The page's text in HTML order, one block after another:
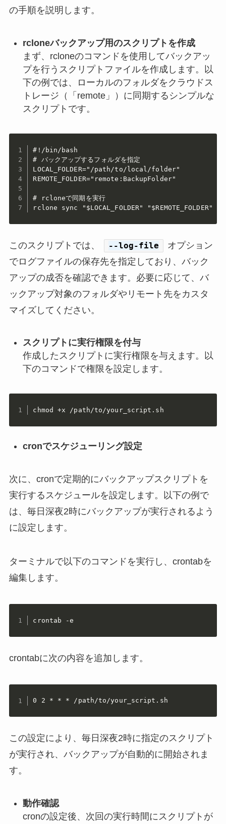
の手順を説明します。
rcloneバックアップ用のスクリプトを作成
まず、rcloneのコマンドを使用してバックアッ
プを行うスクリプトファイルを作成します。以
下の例では、ローカルのフォルダをクラウドス
トレージ（「remote」）に同期するシンプルな
スクリプトです。
#!/bin/bash
# バックアップするフォルダを指定
LOCAL_FOLDER="/path/to/local/folder"
REMOTE_FOLDER="remote:BackupFolder"
# rcloneで同期を実行
rclone sync "$LOCAL_FOLDER"
このスクリプトでは、 --log-file
オプション
でログファイルの保存先を指定しており、バック
アップの成否を確認できます。必要に応じて、バ
ックアップ対象のフォルダやリモート先をカスタ
マイズしてください。
スクリプトに実行権限を付与
作成したスクリプトに実行権限を与えます。以
下のコマンドで権限を設定します。
chmod +x /path/to/your_script.sh
cronでスケジューリング設定
次に、cronで定期的にバックアップスクリプトを
実行するスケジュールを設定します。以下の例で
は、毎日深夜2時にバックアップが実行されるよう
に設定します。
ターミナルで以下のコマンドを実行し、crontabを
編集します。
crontab -e
crontabに次の内容を追加します。
0 2 * * * /path/to/your_script.sh
この設定により、毎日深夜2時に指定のスクリプト
が実行され、バックアップが自動的に開始されま
す。
動作確認
cronの設定後、次回の実行時間にスクリプトが